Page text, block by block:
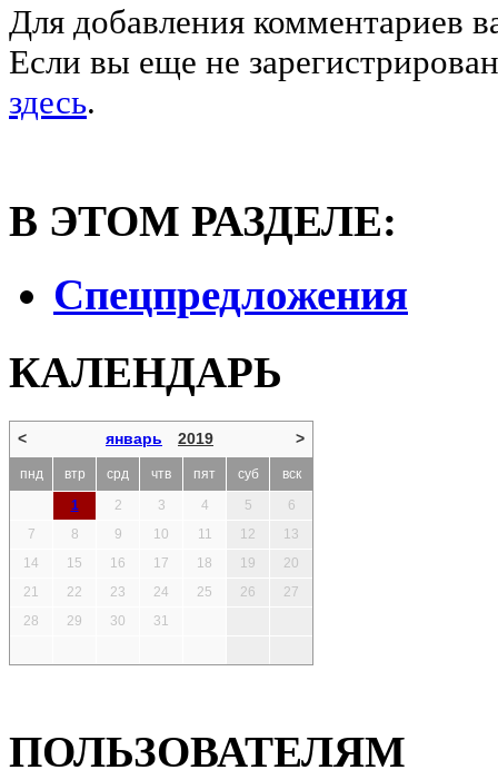
Для добавления комментариев
Если вы еще не
здесь.
В ЭТОМ РАЗДЕЛЕ:
Спецпредложения
КАЛЕНДАРЬ
< январь 2019 >
пнд втр срд чтв пят суб
вск
1
2 3 4 5
6
7
8 9 10 11 12
13
14
15 16 17 18 19
20
21
22 23 24 25 26
27
28
29 30 31
ПОЛЬЗОВАТЕЛЯМ